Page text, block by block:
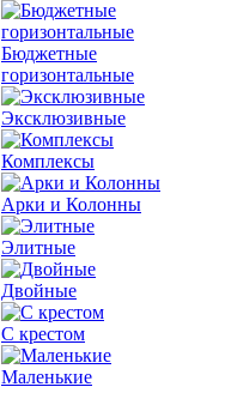
Бюджетные
горизонтальные
Эксклюзивные
Комплексы
Арки и Колонны
Элитные
Двойные
С крестом
Маленькие